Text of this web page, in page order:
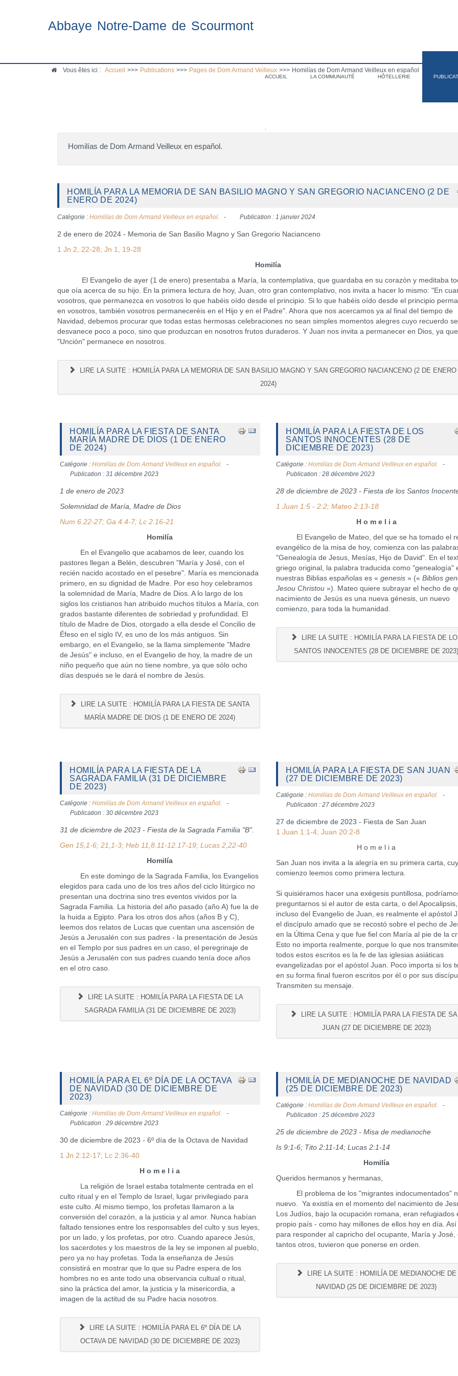
Abbaye Notre-Dame de Scourmont
ACCUEIL LA COMMUNAUTÉ HÔTELLERIE
Vous êtes ici : Accueil >>> Publications >>> Pages de Dom Armand Veilleux >>> Homilías de Dom Armand Veilleux en español
Homilías de Dom Armand Veilleux en español.
HOMILÍA PARA LA MEMORIA DE SAN BASILIO MAGNO Y SAN GREGORIO NACIANCENO (2 DE
ENERO DE 2024)
Catégorie : Homilías de Dom Armand Veilleux en español. Publication : 1 janvier 2024
2 de enero de 2024 - Memoria de San Basilio Magno y San Gregorio Nacianceno
1 Jn 2, 22-28; Jn 1, 19-28
Homilía
El Evangelio de ayer (1 de enero) presentaba a María, la contemplativa, que guardaba en su corazón y meditaba
que oía acerca de su hijo. En la primera lectura de hoy, Juan, otro gran contemplativo, nos invita a hacer lo mismo: "En
vosotros, que permanezca en vosotros lo que habéis oído desde el principio. Si lo que habéis oído desde el principio
en vosotros, también vosotros permaneceréis en el Hijo y en el Padre". Ahora que nos acercamos ya al final del tiempo de
Navidad, debemos procurar que todas estas hermosas celebraciones no sean simples momentos alegres cuyo recuerdo se
desvanece poco a poco, sino que produzcan en nosotros frutos duraderos. Y Juan nos invita a permanecer en Dios, ya
"Unción" permanece en nosotros.
LIRE LA SUITE : HOMILÍA PARA LA MEMORIA DE SAN BASILIO MAGNO Y SAN GREGORIO NACIANCENO (2 DE ENERO
2024)
HOMILÍA PARA LA FIESTA DE SANTA
MARÍA MADRE DE DIOS (1 DE ENERO
DE 2024)
Catégorie : Homilías de Dom Armand Veilleux en español.
Publication : 31 décembre 2023
1 de enero de 2023
Solemnidad de María, Madre de Dios
Num 6.22-27; Ga 4.4-7; Lc 2.16-21
Homilía
En el Evangelio que acabamos de leer, cuando los
pastores llegan a Belén, descubren "María y José, con el
recién nacido acostado en el pesebre". María es mencionada
primero, en su dignidad de Madre. Por eso hoy celebramos
la solemnidad de María, Madre de Dios. A lo largo de los
siglos los cristianos han atribuido muchos títulos a María, con
grados bastante diferentes de sobriedad y profundidad. El
título de Madre de Dios, otorgado a ella desde el Concilio de
Éfeso en el siglo IV, es uno de los más antiguos. Sin
embargo, en el Evangelio, se la llama simplemente "Madre
de Jesús" e incluso, en el Evangelio de hoy, la madre de un
niño pequeño que aún no tiene nombre, ya que sólo ocho
días después se le dará el nombre de Jesús.
LIRE LA SUITE : HOMILÍA PARA LA FIESTA DE SANTA
MARÍA MADRE DE DIOS (1 DE ENERO DE 2024)
HOMILÍA PARA LA FIESTA DE LOS
SANTOS INNOCENTES (28 DE
DICIEMBRE DE 2023)
Catégorie :Homilías de Dom Armand Veilleux en español.
Publication : 28 décembre 2023
28 de diciembre de 2023 - Fiesta de los Santos
1 Juan 1:5 - 2:2; Mateo 2:13-18
H o m e l i a
El Evangelio de Mateo, del que se ha tomado el
evangélico de la misa de hoy, comienza con las
"Genealogía de Jesus, Mesías, Hijo de David". En el
griego original, la palabra traducida como "genealogía"
nuestras Biblias españolas es «genesis » («Biblios
Jesou Christou »). Mateo quiere subrayar el hecho de
nacimiento de Jesús es una nueva génesis, un nuevo
comienzo, para toda la humanidad.
LIRE LA SUITE : HOMILÍA PARA LA FIESTA DE
SANTOS INNOCENTES (28 DE DICIEMBRE DE 2023)
HOMILÍA PARA LA FIESTA DE LA
SAGRADA FAMILIA (31 DE DICIEMBRE
DE 2023)
Catégorie : Homilías de Dom Armand Veilleux en español.
Publication : 30 décembre 2023
31 de diciembre de 2023 - Fiesta de la Sagrada Familia "B".
Gen 15,1-6; 21,1-3; Heb 11,8.11-12.17-19; Lucas 2,22-40
Homilía
En este domingo de la Sagrada Familia, los Evangelios
elegidos para cada uno de los tres años del ciclo litúrgico no
presentan una doctrina sino tres eventos vividos por la
Sagrada Familia. La historia del año pasado (año A) fue la de
la huida a Egipto. Para los otros dos años (años B y C),
leemos dos relatos de Lucas que cuentan una ascensión de
Jesús a Jerusalén con sus padres - la presentación de Jesús
en el Templo por sus padres en un caso, el peregrinaje de
Jesús a Jerusalén con sus padres cuando tenía doce años
en el otro caso.
LIRE LA SUITE : HOMILÍA PARA LA FIESTA DE LA
SAGRADA FAMILIA (31 DE DICIEMBRE DE 2023)
HOMILÍA PARA LA FIESTA DE SAN JUAN
(27 DE DICIEMBRE DE 2023)
Catégorie :Homilías de Dom Armand Veilleux en español.
Publication : 27 décembre 2023
27 de diciembre de 2023 - Fiesta de San Juan
1 Juan 1:1-4; Juan 20:2-8
H o m e l i a
San Juan nos invita a la alegría en su primera carta,
comienzo leemos como primera lectura.
Si quisiéramos hacer una exégesis puntillosa,
preguntarnos si el autor de esta carta, o del
incluso del Evangelio de Juan, es realmente el apóstol
el discípulo amado que se recostó sobre el pecho de
en la Última Cena y que fue fiel con María al pie de la
Esto no importa realmente, porque lo que nos
todos estos escritos es la fe de las iglesias asiáticas
evangelizadas por el apóstol Juan. Poco importa si los
en su forma final fueron escritos por él o por sus
Transmiten su mensaje.
LIRE LA SUITE : HOMILÍA PARA LA FIESTA DE
JUAN (27 DE DICIEMBRE DE 2023)
HOMILÍA PARA EL 6º DÍA DE LA OCTAVA
DE NAVIDAD (30 DE DICIEMBRE DE
2023)
Catégorie : Homilías de Dom Armand Veilleux en español.
Publication : 29 décembre 2023
30 de diciembre de 2023 - 6º día de la Octava de Navidad
1 Jn 2:12-17; Lc 2:36-40
H o m e l i a
La religión de Israel estaba totalmente centrada en el
culto ritual y en el Templo de Israel, lugar privilegiado para
este culto. Al mismo tiempo, los profetas llamaron a la
conversión del corazón, a la justicia y al amor. Nunca habían
faltado tensiones entre los responsables del culto y sus leyes,
por un lado, y los profetas, por otro. Cuando aparece Jesús,
los sacerdotes y los maestros de la ley se imponen al pueblo,
pero ya no hay profetas. Toda la enseñanza de Jesús
consistirá en mostrar que lo que su Padre espera de los
hombres no es ante todo una observancia cultual o ritual,
sino la práctica del amor, la justicia y la misericordia, a
imagen de la actitud de su Padre hacia nosotros.
LIRE LA SUITE : HOMILÍA PARA EL 6º DÍA DE LA
OCTAVA DE NAVIDAD (30 DE DICIEMBRE DE 2023)
HOMILÍA DE MEDIANOCHE DE NAVIDAD
(25 DE DICIEMBRE DE 2023)
Catégorie :Homilías de Dom Armand Veilleux en español.
Publication : 25 décembre 2023
25 de diciembre de 2023 - Misa de medianoche
Is 9:1-6; Tito 2:11-14; Lucas 2:1-14
Homilía
Queridos hermanos y hermanas,
El problema de los "migrantes indocumentados"
nuevo. Ya existía en el momento del nacimiento de
Los Judíos, bajo la ocupación romana, eran refugiados
propio país - como hay millones de ellos hoy en día. Así
para responder al capricho del ocupante, María y José,
tantos otros, tuvieron que ponerse en orden.
LIRE LA SUITE : HOMILÍA DE MEDIANOCHE DE
NAVIDAD (25 DE DICIEMBRE DE 2023)